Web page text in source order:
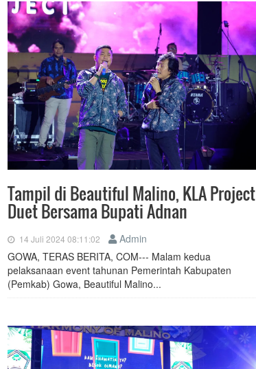
Tampil di Beautiful Malino, KLA Project
Duet Bersama Bupati Adnan
14 Juli 2024 08:11:02
Admin
GOWA, TERAS BERITA, COM--- Malam kedua
pelaksanaan event tahunan Pemerintah Kabupaten
(Pemkab) Gowa, Beautiful Malino...